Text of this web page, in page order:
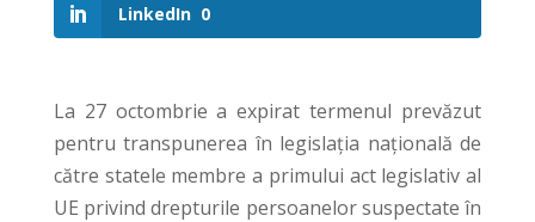
LinkedIn 0
La 27 octombrie a expirat termenul prevăzut
pentru transpunerea în legislația națională de
către statele membre a primului act legislativ al
UE privind drepturile persoanelor suspectate în